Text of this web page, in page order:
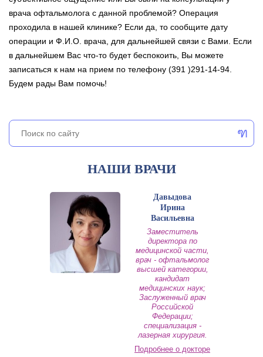
НАШИ ВРАЧИ
Давыдова
Ирина
Васильевна
Заместитель
директора по
медицинской части,
врач - офтальмолог
высшей категории,
кандидат
медицинских наук;
Заслуженный врач
Российской
Федерации;
специализация -
лазерная хирургия.
Подробнее о докторе
врача офтальмолога с данной проблемой? Операция
проходила в нашей клинике? Если да, то сообщите дату
операции и Ф.И.О. врача, для дальнейшей связи с Вами. Если
в дальнейшем Вас что-то будет беспокоить, Вы можете
записаться к нам на прием по телефону (391 )291-14-94.
Будем рады Вам помочь!